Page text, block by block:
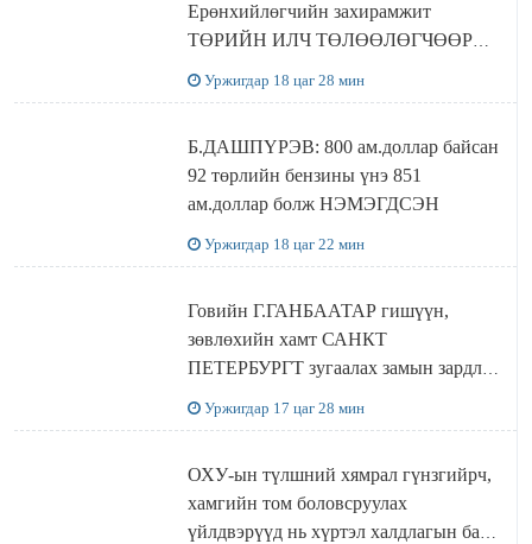
Ерөнхийлөгчийн захирамжит
ТӨРИЙН ИЛЧ ТӨЛӨӨЛӨГЧӨӨР
Уржигдар 18 цаг 28 мин
Б.ДАШПҮРЭВ: 800 ам.доллар байсан
92 төрлийн бензины үнэ 851
ам.доллар болж НЭМЭГДСЭН
Уржигдар 18 цаг 22 мин
Говийн Г.ГАНБААТАР гишүүн,
зөвлөхийн хамт САНКТ
ПЕТЕРБУРГТ зугаалах замын зардлаа
Уржигдар 17 цаг 28 мин
ОХУ-ын түлшний хямрал гүнзгийрч,
хамгийн том боловсруулах
үйлдвэрүүд нь хүртэл халдлагын бай